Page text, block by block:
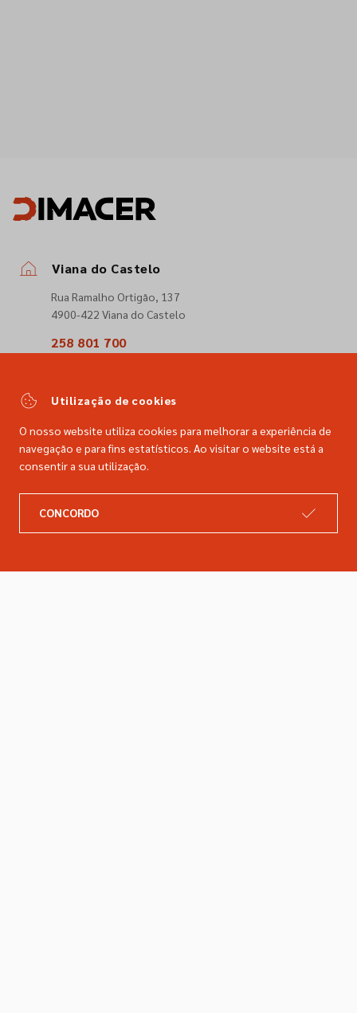
Viana do Castelo
Rua Ramalho Ortigão, 137
4900-422 Viana do Castelo
258 801 700
comercial@dimacer.com
Catálogo
Utilização de cookies
O nosso website utiliza cookies para melhorar a experiência de
navegação e para fins estatísticos. Ao visitar o website está a
consentir a sua utilização.
CONCORDO